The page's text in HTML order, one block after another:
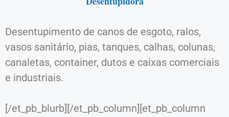
Desentupimento de canos de esgoto, ralos,
vasos sanitário, pias, tanques, calhas, colunas,
canaletas, container, dutos e caixas comerciais
e industriais.
[/et_pb_blurb][/et_pb_column][et_pb_column